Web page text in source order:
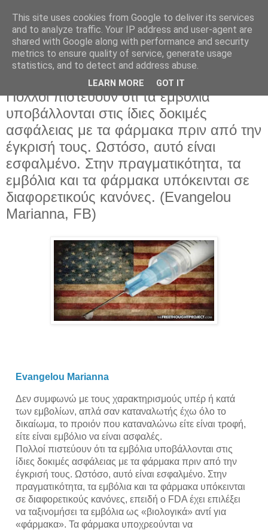
Σάββατο 16 Απριλίου 2022
Πολλοί πιστεύουν ότι τα εμβόλια
υποβάλλονται στις ίδιες δοκιμές
ασφάλειας με τα φάρμακα πριν από την
έγκρισή τους. Ωστόσο, αυτό είναι
εσφαλμένο. Στην πραγματικότητα, τα
εμβόλια και τα φάρμακα υπόκεινται σε
διαφορετικούς κανόνες. (Evangelou
Marianna, FB)
Evangelou Marianna
Δεν συμφωνώ με τους χαρακτηρισμούς υπέρ ή κατά
των εμβολίων, απλά σαν καταναλωτής έχω όλο το
δικαίωμα, το προιόν που καταναλώνω είτε είναι τροφή,
είτε είναι εμβόλιο να είναι ασφαλές.
Πολλοί πιστεύουν ότι τα εμβόλια υποβάλλονται στις
ίδιες δοκιμές ασφάλειας με τα φάρμακα πριν από την
έγκρισή τους. Ωστόσο, αυτό είναι εσφαλμένο. Στην
πραγματικότητα, τα εμβόλια και τα φάρμακα υπόκεινται
σε διαφορετικούς κανόνες, επειδή ο FDA έχει επιλέξει
να ταξινομήσει τα εμβόλια ως «βιολογικά» αντί για
«φάρμακα». Τα φάρμακα υποχρεούνται να
This site uses cookies from Google to deliver its services
and to analyze traffic. Your IP address and user-agent are
shared with Google along with performance and security
metrics to ensure quality of service, generate usage
statistics, and to detect and address abuse.
LEARN MORE GOT IT